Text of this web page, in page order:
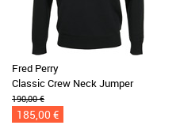
Fred Perry
Classic Crew Neck Jumper
190,00 €
185,00 €